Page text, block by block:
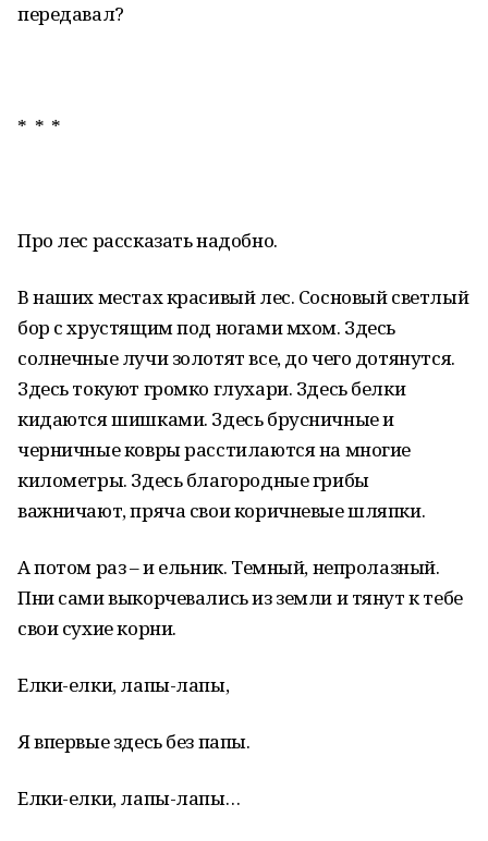
передавал?
* * *
Про лес рассказать надобно.
В наших местах красивый лес. Сосновый светлый
бор с хрустящим под ногами мхом. Здесь
солнечные лучи золотят все, до чего дотянутся.
Здесь токуют громко глухари. Здесь белки
кидаются шишками. Здесь брусничные и
черничные ковры расстилаются на многие
километры. Здесь благородные грибы
важничают, пряча свои коричневые шляпки.
А потом раз – и ельник. Темный, непролазный.
Пни сами выкорчевались из земли и тянут к тебе
свои сухие корни.
Елки-елки, лапы-лапы,
Я впервые здесь без папы.
Елки-елки, лапы-лапы…